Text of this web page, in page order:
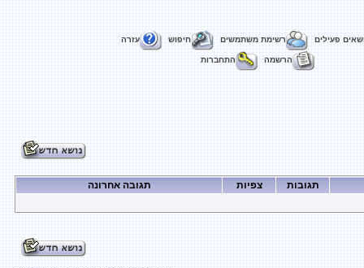
פעילים רשימת משתמשים חיפוש עזרה
הרשמה התחברות
תגובות צפיות תגובה אחרונה